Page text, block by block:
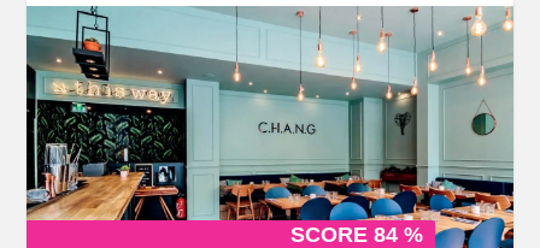
SCORE 84 %
SCORE 84 %